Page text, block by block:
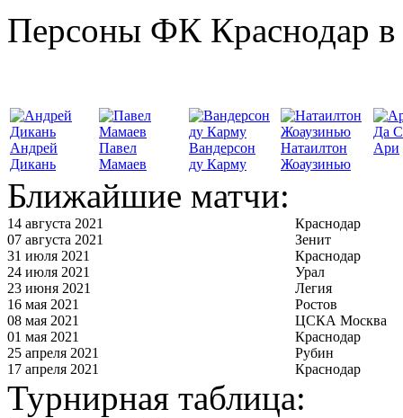
Персоны ФК Краснодар в
Андрей
Дикань
Павел
Мамаев
Вандерсон
ду Карму
Натаилтон
Жоаузинью
Да
Ари
Ближайшие матчи:
14 августа 2021
Краснодар
07 августа 2021
Зенит
31 июля 2021
Краснодар
24 июля 2021
Урал
23 июня 2021
Легия
16 мая 2021
Ростов
08 мая 2021
ЦСКА Москва
01 мая 2021
Краснодар
25 апреля 2021
Рубин
17 апреля 2021
Краснодар
Турнирная таблица: